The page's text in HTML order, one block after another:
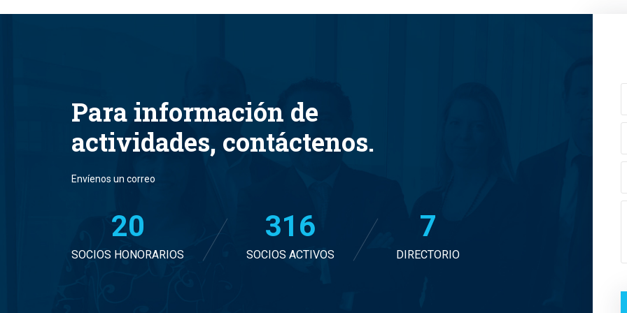
Para información de
actividades, contáctenos.
Envíenos un correo
20
SOCIOS HONORARIOS
327
SOCIOS ACTIVOS
7
DIRECTORIO